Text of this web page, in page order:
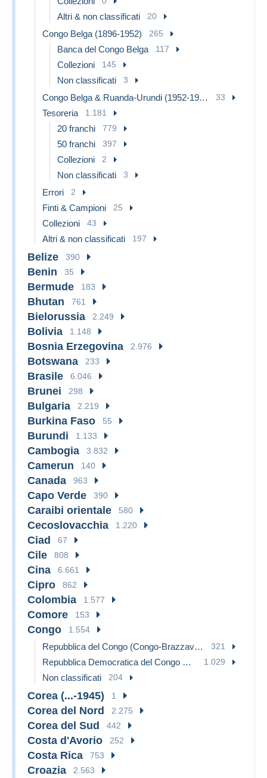
Altri & non classificati 20
Congo Belga (1896-1952) 265
Banca del Congo Belga 117
Collezioni 145
Non classificati 3
Congo Belga & Ruanda-Urundi (1952-1960) 33
Tesoreria 1.181
20 franchi 779
50 franchi 397
Collezioni 2
Non classificati 3
Errori 2
Finti & Campioni 25
Collezioni 43
Altri & non classificati 197
Belize 390
Benin 35
Bermude 183
Bhutan 761
Bielorussia 2.249
Bolivia 1.148
Bosnia Erzegovina 2.976
Botswana 233
Brasile 6.046
Brunei 298
Bulgaria 2.219
Burkina Faso 55
Burundi 1.133
Cambogia 3.832
Camerun 140
Canada 963
Capo Verde 390
Caraibi orientale 580
Cecoslovacchia 1.220
Ciad 67
Cile 808
Cina 6.661
Cipro 862
Colombia 1.577
Comore 153
Congo 1.554
Repubblica del Congo (Congo-Brazzaville) 321
Repubblica Democratica del Congo & Zaire 1.029
Non classificati 204
Corea (...-1945) 1
Corea del Nord 2.275
Corea del Sud 442
Costa d'Avorio 252
Costa Rica 753
Croazia 2.563